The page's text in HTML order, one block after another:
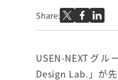
Share:
USEN-NEXTグル
Design Lab.」が